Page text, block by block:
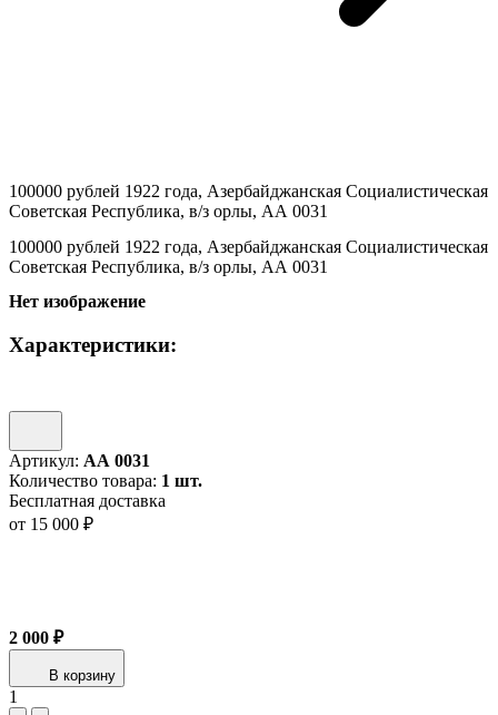
100000 рублей 1922 года, Азербайджанская Социалистическая
Советская Республика, в/з орлы, АА 0031
100000 рублей 1922 года, Азербайджанская Социалистическая
Советская Республика, в/з орлы, АА 0031
Нет изображение
Характеристики:
Артикул: АА 0031
Количество товара: 1 шт.
Бесплатная доставка
от 15 000 ₽
2 000 ₽
В корзину
1